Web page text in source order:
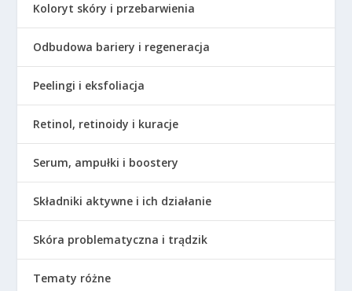
Koloryt skóry i przebarwienia
Odbudowa bariery i regeneracja
Peelingi i eksfoliacja
Retinol, retinoidy i kuracje
Serum, ampułki i boostery
Składniki aktywne i ich działanie
Skóra problematyczna i trądzik
Tematy różne